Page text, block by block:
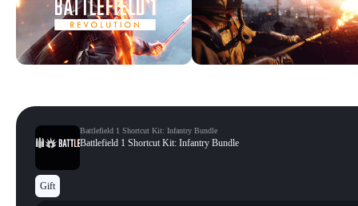
Battlefield 1 Shortcut Kit: Infantry Bundle
Battlefield 1 Shortcut Kit: Infantry Bundle
Gift